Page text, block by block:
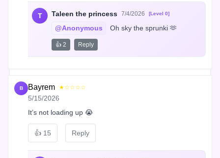
T Taleen the princess 7/4/2026 [Level 0]
@Anonymous Oh sky the sprunki 🫶
👍 2 Reply
B Bayrem ★☆☆☆☆
5/15/2026
It’s not loading up 😭
👍 15 Reply